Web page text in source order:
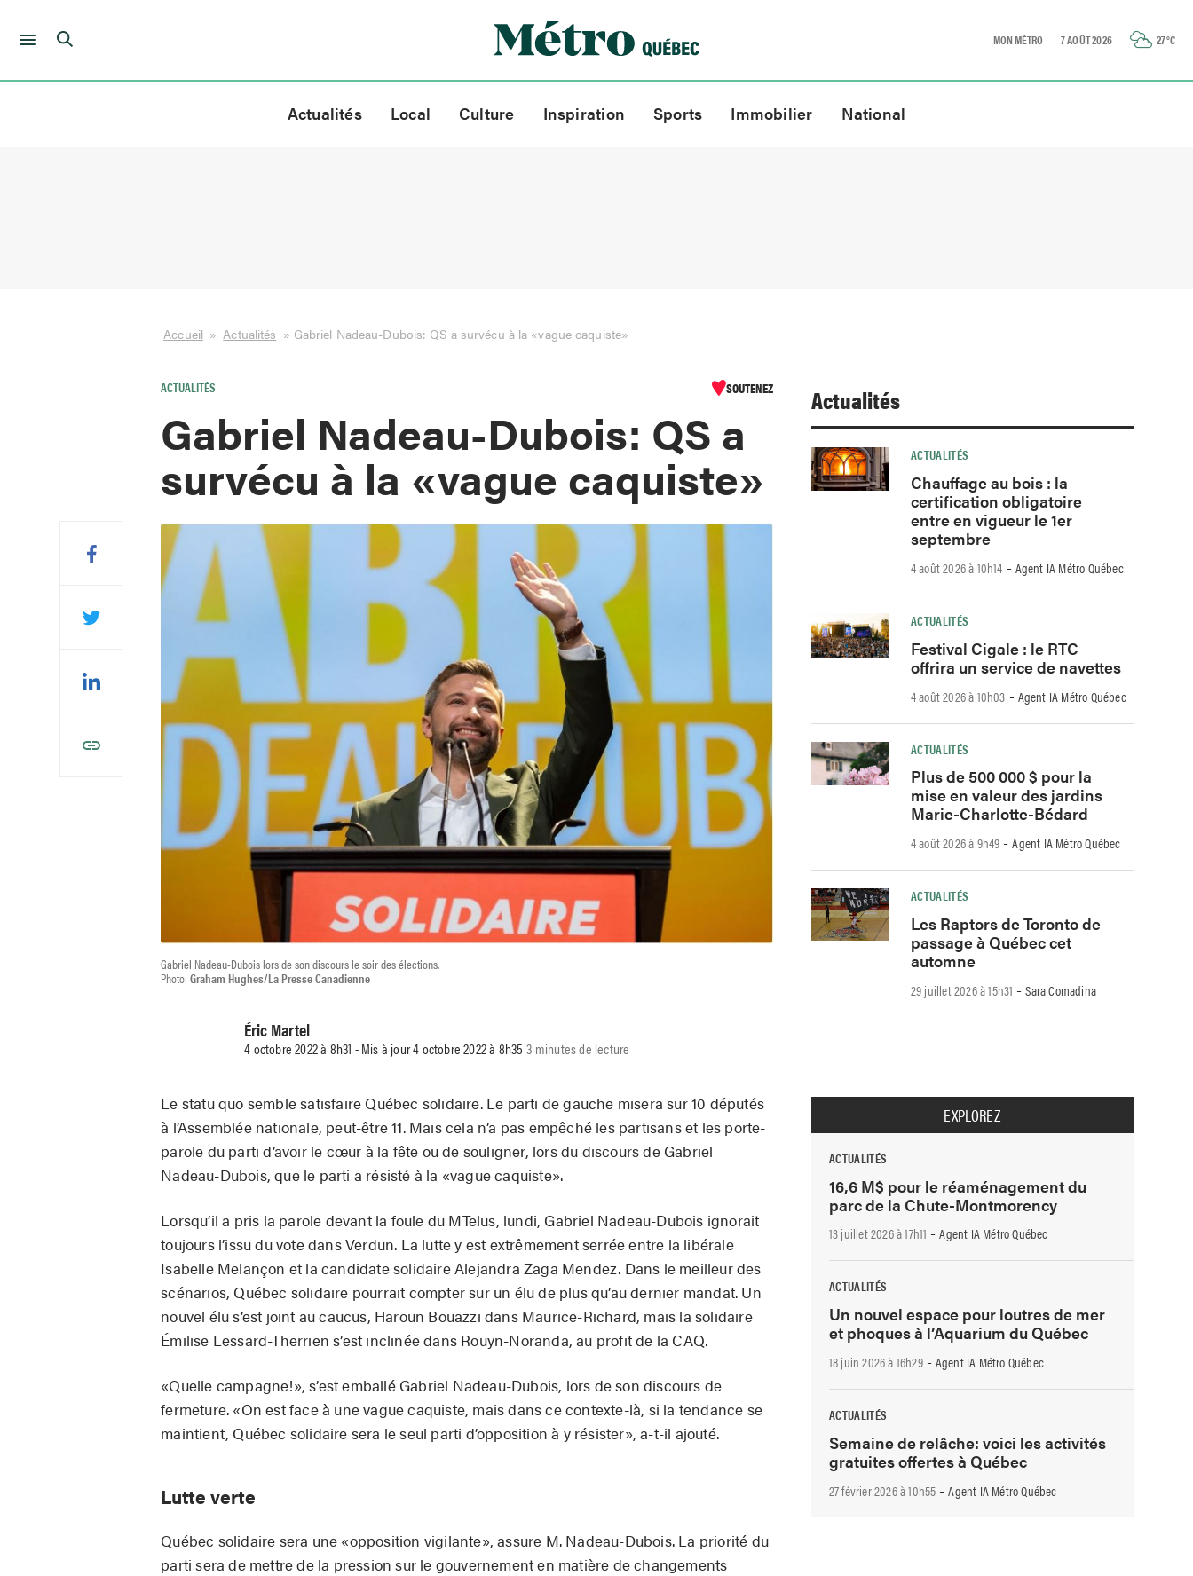
Skip
MON MÉTRO 7 AOÛT 2026 27°C
Actualités Local Culture Inspiration Sports Immobilier National
Accueil » Actualités » Gabriel Nadeau-Dubois: QS a survécu à la «vague caquiste»
ACTUALITÉS SOUTENEZ
Gabriel Nadeau-Dubois: QS a
survécu à la «vague caquiste»
Gabriel Nadeau-Dubois lors de son discours le soir des élections.
Photo:Graham Hughes/La Presse Canadienne
Éric Martel
4 octobre 2022 à 8h31 - Mis à jour 4 octobre 2022 à 8h35 3 minutes de lecture
Le statu quo semble satisfaire Québec solidaire. Le parti de gauche misera sur 10 députés
à l’Assemblée nationale, peut-être 11. Mais cela n’a pas empêché les partisans et les porte-
parole du parti d’avoir le cœur à la fête ou de souligner, lors du discours de Gabriel
Nadeau-Dubois, que le parti a résisté à la «vague caquiste».
Lorsqu’il a pris la parole devant la foule du MTelus, lundi, Gabriel Nadeau-Dubois ignorait
toujours l’issu du vote dans Verdun. La lutte y est extrêmement serrée entre la libérale
Isabelle Melançon et la candidate solidaire Alejandra Zaga Mendez. Dans le meilleur des
scénarios, Québec solidaire pourrait compter sur un élu de plus qu’au dernier mandat. Un
nouvel élu s’est joint au caucus, Haroun Bouazzi dans Maurice-Richard, mais la solidaire
Émilise Lessard-Therrien s’est inclinée dans Rouyn-Noranda, au profit de la CAQ.
«Quelle campagne!», s’est emballé Gabriel Nadeau-Dubois, lors de son discours de
fermeture. «On est face à une vague caquiste, mais dans ce contexte-là, si la tendance se
maintient, Québec solidaire sera le seul parti d’opposition à y résister», a-t-il ajouté.
Lutte verte
Québec solidaire sera une «opposition vigilante», assure M. Nadeau-Dubois. La priorité du
parti sera de mettre de la pression sur le gouvernement en matière de changements
Actualités
ACTUALITÉS
Chauffage au bois : la
certification obligatoire
entre en vigueur le 1er
septembre
4 août 2026 à 10h14 -Agent IA Métro Québec
ACTUALITÉS
Festival Cigale : le RTC
offrira un service de navettes
4 août 2026 à 10h03 -Agent IA Métro Québec
ACTUALITÉS
Plus de 500 000 $ pour la
mise en valeur des jardins
Marie-Charlotte-Bédard
4 août 2026 à 9h49 -Agent IA Métro Québec
ACTUALITÉS
Les Raptors de Toronto de
passage à Québec cet
automne
29 juillet 2026 à 15h31 -Sara Comadina
EXPLOREZ
ACTUALITÉS
16,6 M$ pour le réaménagement du
parc de la Chute-Montmorency
13 juillet 2026 à 17h11 -Agent IA Métro Québec
ACTUALITÉS
Un nouvel espace pour loutres de mer
et phoques à l’Aquarium du Québec
18 juin 2026 à 16h29-Agent IA Métro Québec
ACTUALITÉS
Semaine de relâche: voici les activités
gratuites offertes à Québec
27 février 2026 à 10h55 -Agent IA Métro Québec